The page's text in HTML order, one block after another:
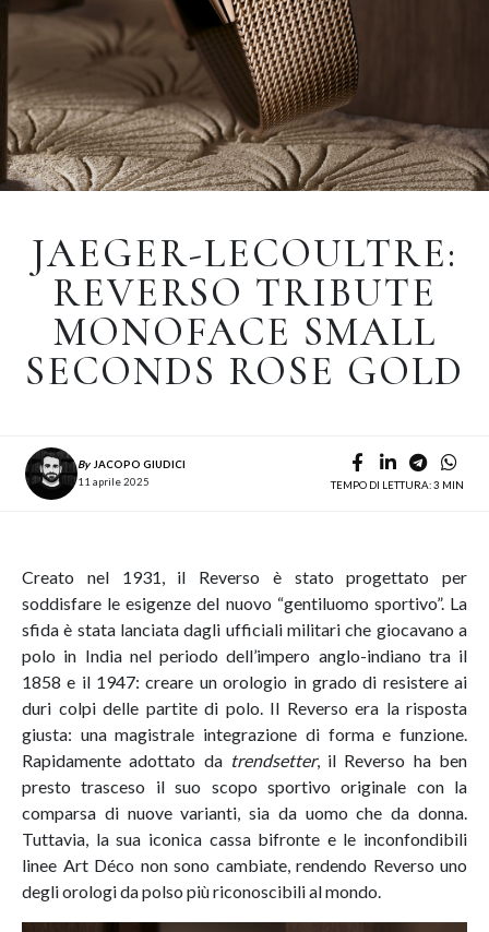
JAEGER-LECOULTRE:
REVERSO TRIBUTE
MONOFACE SMALL
SECONDS ROSE GOLD
By JACOPO GIUDICI
11 aprile 2025
TEMPO DI LETTURA: 3 MIN
Creato nel 1931, il Reverso è stato progettato per
soddisfare le esigenze del nuovo “gentiluomo sportivo”. La
sfida è stata lanciata dagli ufficiali militari che giocavano a
polo in India nel periodo dell’impero anglo-indiano tra il
1858 e il 1947: creare un orologio in grado di resistere ai
duri colpi delle partite di polo. Il Reverso era la risposta
giusta: una magistrale integrazione di forma e funzione.
Rapidamente adottato da trendsetter, il Reverso ha ben
presto trasceso il suo scopo sportivo originale con la
comparsa di nuove varianti, sia da uomo che da donna.
Tuttavia, la sua iconica cassa bifronte e le inconfondibili
linee Art Déco non sono cambiate, rendendo Reverso uno
degli orologi da polso più riconoscibili al mondo.